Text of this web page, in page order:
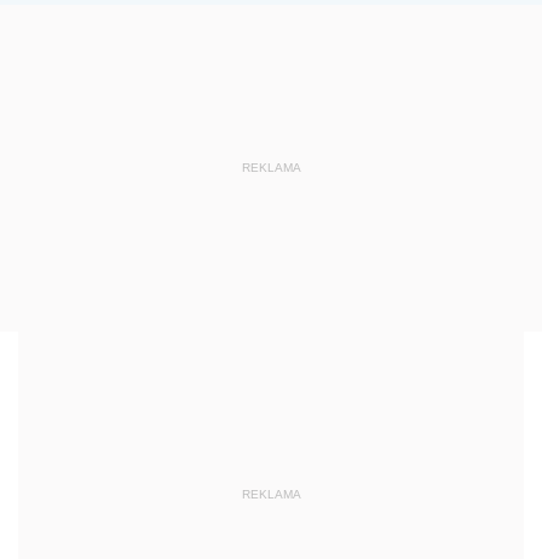
REKLAMA
REKLAMA